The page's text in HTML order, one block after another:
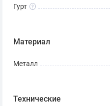
Гурт
Материал
Металл
Технические